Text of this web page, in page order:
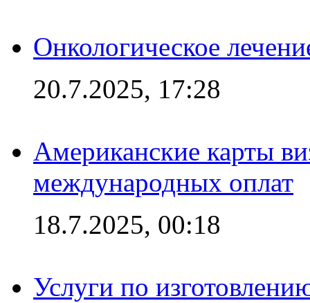
Онкологическое
20.7.2025, 17:28
Американские карты
международных оплат
18.7.2025, 00:18
Услуги по